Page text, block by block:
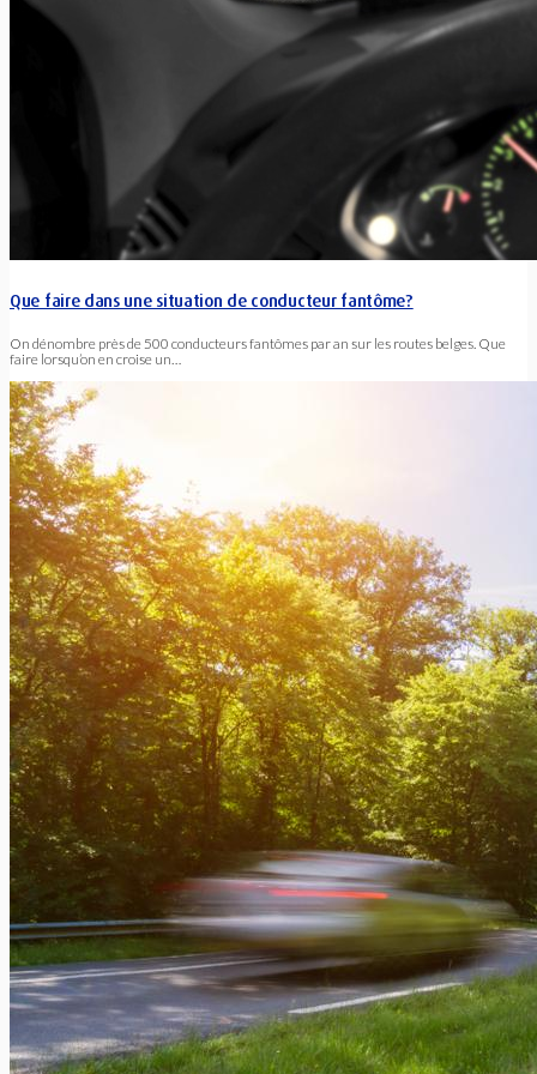
rallier Marrakech...
Que faire dans une situation de conducteur fantôme?
On dénombre près de 500 conducteurs fantômes par an sur les routes belges. Que
faire lorsqu’on en croise un…